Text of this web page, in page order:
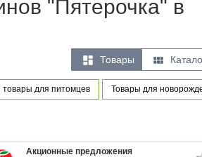
"Пятерочка" в
 Товары 
для питомцев Товары для
Акционные предложения